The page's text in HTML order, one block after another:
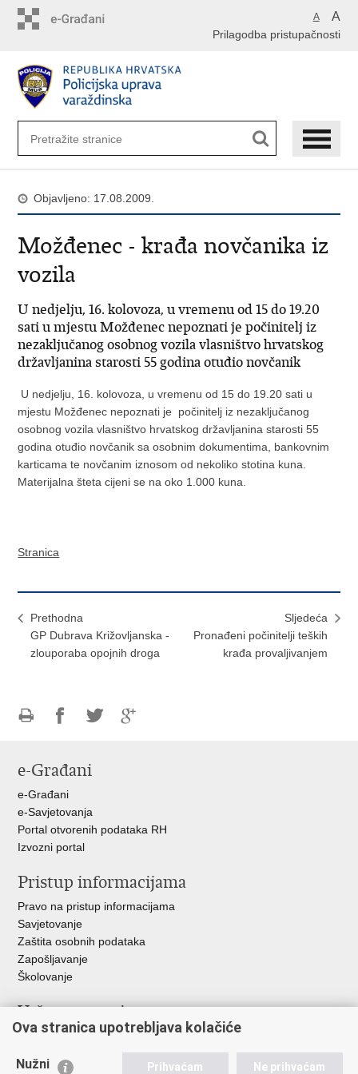
A A
Prilagodba pristupačnosti
Objavljeno: 17.08.2009.
Možđenec - krađa novčanika iz
vozila
U nedjelju, 16. kolovoza, u vremenu od 15 do 19.20
sati u mjestu Možđenec nepoznati je počinitelj iz
nezaključanog osobnog vozila vlasništvo hrvatskog
državljanina starosti 55 godina otuđio novčanik
U nedjelju, 16. kolovoza, u vremenu od 15 do 19.20 sati u
mjestu Možđenec nepoznati je počinitelj iz nezaključanog
osobnog vozila vlasništvo hrvatskog državljanina starosti 55
godina otuđio novčanik sa osobnim dokumentima, bankovnim
karticama te novčanim iznosom od nekoliko stotina kuna.
Materijalna šteta cijeni se na oko 1.000 kuna.
Stranica
Prethodna
GP Dubrava Križovljanska -
zlouporaba opojnih droga
Sljedeća
Pronađeni počinitelji teških
krađa provaljivanjem
FacebookuTwitteru
e-Građani
e-Građani
e-Savjetovanja
Portal otvorenih podataka RH
Izvozni portal
Pristup informacijama
Pravo na pristup informacijama
Savjetovanje
Zaštita osobnih podataka
Zapošljavanje
Školovanje
Važne poveznice
Ministarstvo unutarnjih poslova
Udruge
Ova stranica upotrebljava kolačiće
Nužni Prihvaćam Ne prihvaćam